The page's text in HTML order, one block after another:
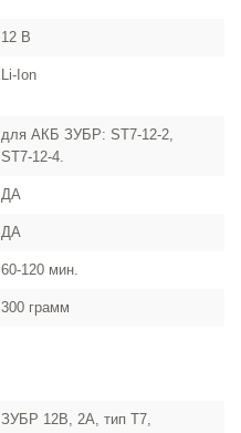
12 В
Li-Ion
для АКБ ЗУБР: ST7-12-2,
ST7-12-4.
ДА
ДА
60-120 мин.
300 грамм
ЗУБР 12В, 2А, тип T7,